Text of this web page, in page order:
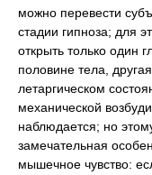
можно перевести
стадии гипноза; для
открыть только один
половине тела,
летаргическом
механической
наблюдается; но
замечательная
мышечное чувство: